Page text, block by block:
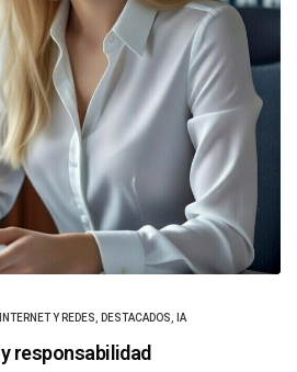
Y REDES, DESTACADOS, IA
responsabilidad